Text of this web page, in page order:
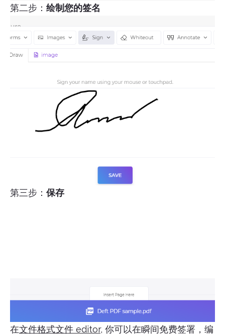
第二步： 绘制您的签名
第三步： 保存
在文件格式文件 editor, 你可以在瞬间免费签署，编